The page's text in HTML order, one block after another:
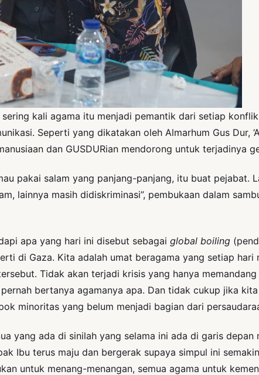
kali agama itu menjadi pemantik dari setiap
Seperti yang dikatakan oleh Almarhum Gus Dur,
dan GUSDURian mendorong untuk terjadinya
pakai salam yang panjang-panjang, itu buat pejabat.
lainnya masih didiskriminasi”, pembukaan dalam
apa yang hari ini disebut sebagai global boiling
di Gaza. Kita adalah umat beragama yang setiap hari
Tidak akan terjadi krisis yang hanya
bertanya agamanya apa. Dan tidak cukup jika
minoritas yang belum menjadi bagian dari
yang ada di sinilah yang selama ini ada di garis depan
Ibu terus maju dan bergerak supaya simpul ini
untuk menang-menangan, semua agama untuk